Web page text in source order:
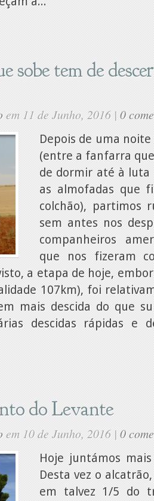
sobe tem de
em 11 de Junho, 2016 | 0
Depois de uma
(entre a fanfarra
de dormir até à
as almofadas que
colchão), partimos
sem antes nos
companheiros
que nos fizeram
a etapa de hoje,
107km), foi
mais descida do que
descidas rápidas e
do Levante
em 10 de Junho, 2016 | 0
Hoje juntámos
Desta vez o
em talvez 1/5 do